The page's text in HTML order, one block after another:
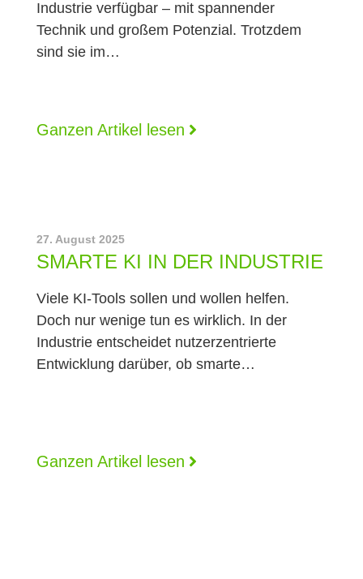
Industrie verfügbar – mit spannender
Technik und großem Potenzial. Trotzdem
sind sie im…
Ganzen Artikel lesen
27. August 2025
SMARTE KI IN DER INDUSTRIE
Viele KI-Tools sollen und wollen helfen.
Doch nur wenige tun es wirklich. In der
Industrie entscheidet nutzerzentrierte
Entwicklung darüber, ob smarte…
Ganzen Artikel lesen